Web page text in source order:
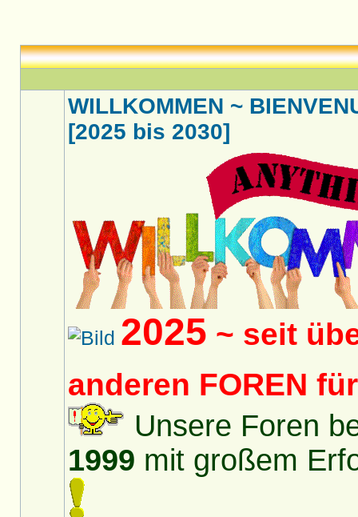
WILLKOMMEN ~
[2025 bis 2030]
2025 ~ seit
anderen FOREN
Unsere Foren
1999 mit großem